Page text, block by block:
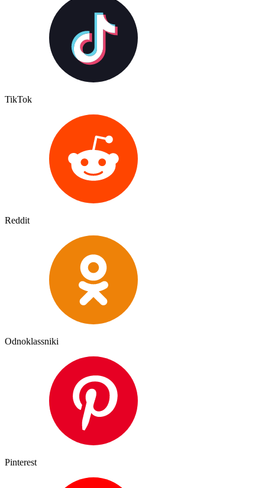
TikTok
Reddit
Odnoklassniki
Pinterest